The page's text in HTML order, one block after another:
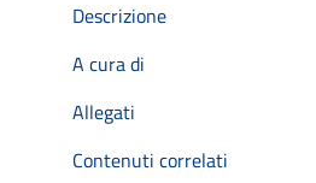
Descrizione
A cura di
Allegati
Contenuti correlati